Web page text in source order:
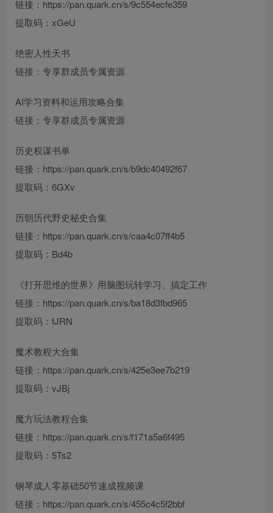
链接：https://pan.quark.cn/s/9c554ecfe359
提取码：xGeU
绝密人性天书
链接：专享群成员专属资源
AI学习资料和运用攻略合集
链接：专享群成员专属资源
历史权谋书单
链接：https://pan.quark.cn/s/b9dc40492f67
提取码：6GXv
历朝历代野史秘史合集
链接：https://pan.quark.cn/s/caa4c07ff4b5
提取码：Bd4b
《打开思维的世界》用脑图玩转学习、搞定工作
链接：https://pan.quark.cn/s/ba18d3fbd965
提取码：fJRN
魔术教程大合集
链接：https://pan.quark.cn/s/425e3ee7b219
提取码：vJBj
魔方玩法教程合集
链接：https://pan.quark.cn/s/f171a5a6f495
提取码：5Ts2
钢琴成人零基础50节速成视频课
链接：https://pan.quark.cn/s/455c4c5f2bbf